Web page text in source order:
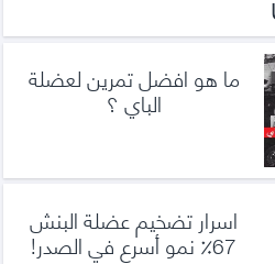
ما هو افضل تمرين لعضلة
الباي ؟
اسرار تضخيم عضلة البنش
67٪ نمو أسرع في الصدر!